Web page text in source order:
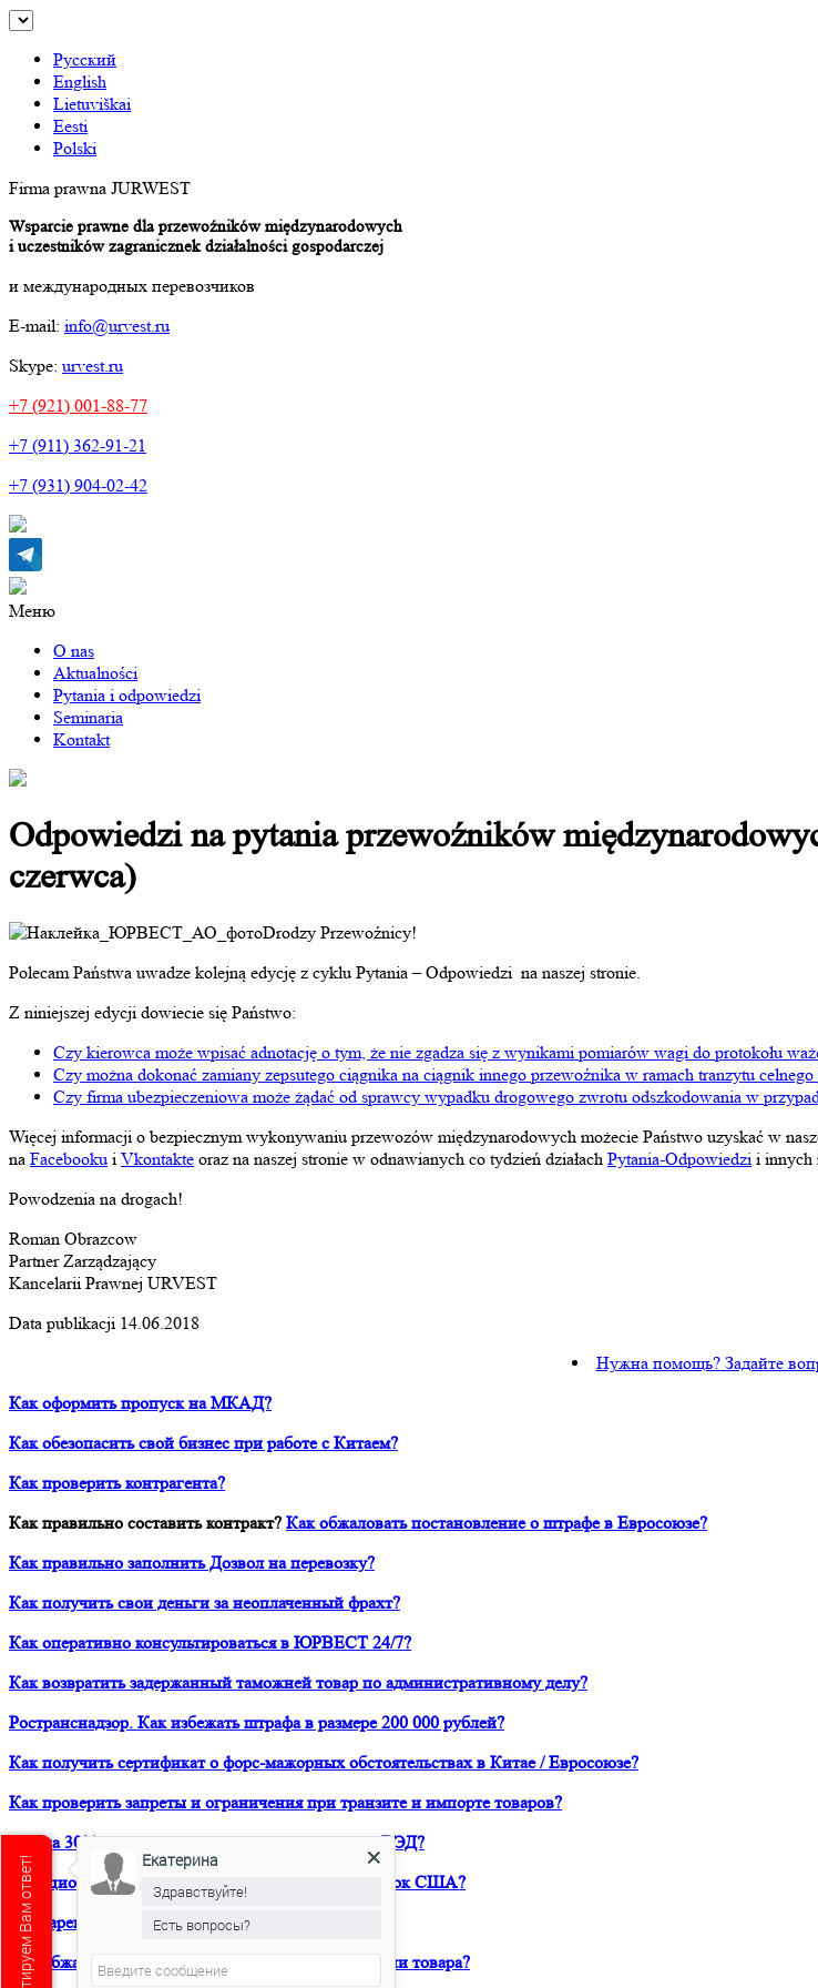
Русский
English
Lietuviškai
Eesti
Polski
Firma prawna JURWEST
Wsparcie prawne dla przewoźników międzynarodowych
i uczestników zagranicznek działalności gospodarczej
и международных перевозчиков
E-mail: info@urvest.ru
Skype: urvest.ru
+7 (921) 001-88-77
+7 (911) 362-91-21
+7 (931) 904-02-42
Меню
O nas
Aktualności
Pytania i odpowiedzi
Seminaria
Kontakt
Odpowiedzi na pytania przewoźników
czerwca)
Drodzy Przewoźnicy!
Polecam Państwa uwadze kolejną edycję z cyklu Pytania – Odpowiedzi na naszej stronie.
Z niniejszej edycji dowiecie się Państwo:
Czy kierowca może wpisać adnotację o tym, że nie zgadza się z wynikami pomiarów wagi do protokołu
Czy można dokonać zamiany zepsutego ciągnika na ciągnik innego przewoźnika w ramach tranzytu
Czy firma ubezpieczeniowa może żądać od sprawcy wypadku drogowego zwrotu odszkodowania w
Więcej informacji o bezpiecznym wykonywaniu przewozów międzynarodowych możecie Państwo uzyskać
na Facebooku i Vkontakte oraz na naszej stronie w odnawianych co tydzień działach Pytania-Odpowiedzi i innych
Powodzenia na drogach!
Roman Obrazcow
Partner Zarządzający
Kancelarii Prawnej URVEST
Data publikacji 14.06.2018
Нужна помощь? Задайте
Как оформить пропуск на МКАД?
Как обезопасить свой бизнес при работе с Китаем?
Как проверить контрагента?
Как правильно составить контракт? Как обжаловать постановление о штрафе в Евросоюзе?
Как правильно заполнить Дозвол на перевозку?
Как получить свои деньги за неоплаченный фрахт?
Как оперативно консультироваться в ЮРВЕСТ 24/7?
Как возвратить задержанный таможней товар по административному делу?
Ространснадзор. Как избежать штрафа в размере 200 000 рублей?
Как получить сертификат о форс-мажорных обстоятельствах в Китае / Евросоюзе?
Как проверить запреты и ограничения при транзите и импорте товаров?
Как на 30% снизить расходы своей компании на ВЭД?
Санкционный аудит. Как вывести продукт на рынок США?
Как зарегистрировать товарный знак в ТРОИС?
Как обжаловать решение таможни о классификации товара?
Екатерина
Здравствуйте!
Есть вопросы?